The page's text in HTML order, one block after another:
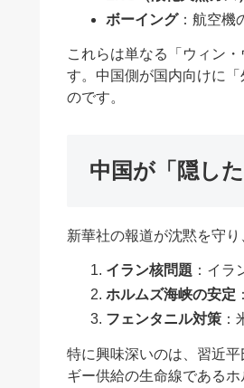
ボーイング：航空機
これらは単なる「ウィン
す。中国側が国内向けに
のです。
中国が「隠し
新華社の報道が沈黙を守
イラン核問題 ：イラ
ホルムズ海峡の安定
フェンタニル対策
特に興味深いのは、習近
ギー供給の生命線である